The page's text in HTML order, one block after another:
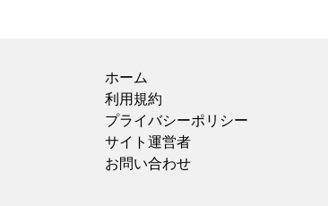
ホーム
利用規約
プライバシーポリシー
サイト運営者
お問い合わせ